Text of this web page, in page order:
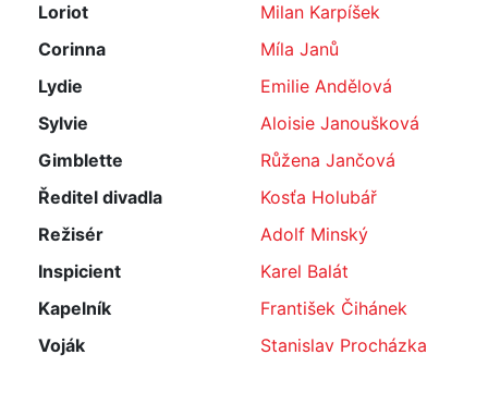
Loriot
Milan Karpíšek
Corinna
Míla Janů
Lydie
Emilie Andělová
Sylvie
Aloisie Janoušková
Gimblette
Růžena Jančová
Ředitel divadla
Kosťa Holubář
Režisér
Adolf Minský
Inspicient
Karel Balát
Kapelník
František Čihánek
Voják
Stanislav Procházka